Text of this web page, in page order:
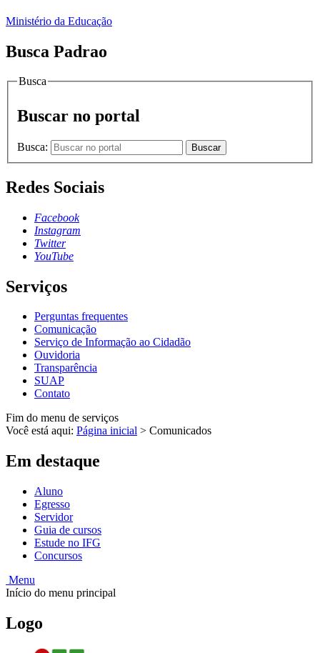
Ministério da Educação
Busca Padrao
Busca
Buscar no portal
Busca: Buscar
Redes Sociais
Facebook
Instagram
Twitter
YouTube
Serviços
Perguntas frequentes
Comunicação
Serviço de Informação ao Cidadão
Ouvidoria
Transparência
SUAP
Contato
Fim do menu de serviços
Você está aqui: Página inicial > Comunicados
Em destaque
Aluno
Egresso
Servidor
Guia de cursos
Estude no IFG
Concursos
Menu
Início do menu principal
Logo